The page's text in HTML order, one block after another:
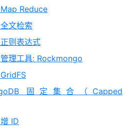
Reduce
文检索
则表达式
理工具: Rockmongo
固定集合（Capped
ID